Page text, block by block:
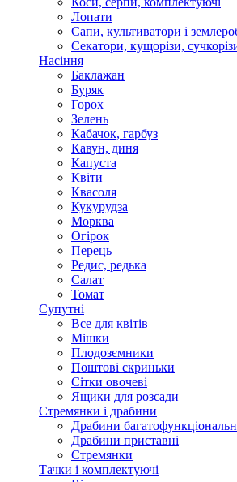
Лопати
Сапи, культиватори і
Секатори, кущорізи,
Насіння
Баклажан
Буряк
Горох
Зелень
Кабачок, гарбуз
Кавун, диня
Капуста
Квіти
Квасоля
Кукурудза
Морква
Огірок
Перець
Редис, редька
Салат
Томат
Супутні
Все для квітів
Мішки
Плодозємники
Поштові скриньки
Сітки овочеві
Ящики для розсади
Стремянки і драбини
Драбини
Драбини приставні
Стремянки
Тачки і комплектуючі